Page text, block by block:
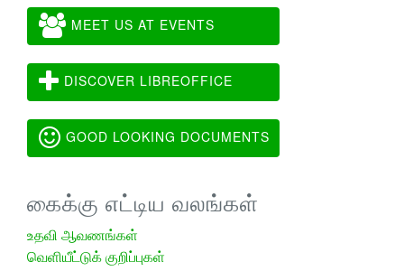
MEET US AT EVENTS
DISCOVER LIBREOFFICE
GOOD LOOKING DOCUMENTS
கைக்கு எட்டிய வலங்கள்
உதவி ஆவணங்கள்
வெளியீட்டுக் குறிப்புகள்